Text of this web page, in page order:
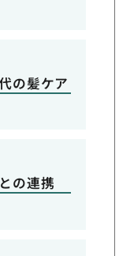
の髪ケア
の連携